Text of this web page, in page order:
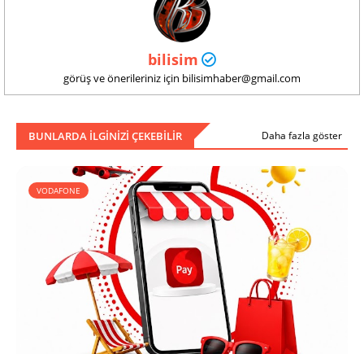
bilisim
görüş ve önerileriniz için bilisimhaber@gmail.com
BUNLARDA ILGINIZI ÇEKEBILIR Daha fazla göster
VODAFONE